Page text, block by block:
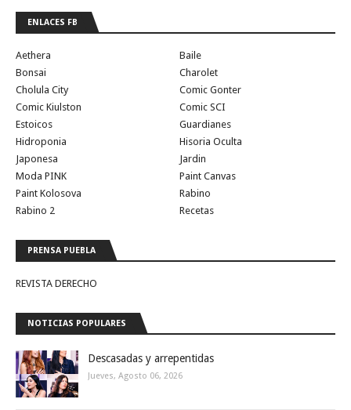
ENLACES FB
Aethera
Baile
Bonsai
Charolet
Cholula City
Comic Gonter
Comic Kiulston
Comic SCI
Estoicos
Guardianes
Hidroponia
Hisoria Oculta
Japonesa
Jardin
Moda PINK
Paint Canvas
Paint Kolosova
Rabino
Rabino 2
Recetas
PRENSA PUEBLA
REVISTA DERECHO
NOTICIAS POPULARES
Descasadas y arrepentidas
Jueves, Agosto 06, 2026